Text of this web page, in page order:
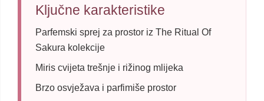
Ključne karakteristike
Parfemski sprej za prostor iz The Ritual Of
Sakura kolekcije
Miris cvijeta trešnje i rižinog mlijeka
Brzo osvježava i parfimiše prostor